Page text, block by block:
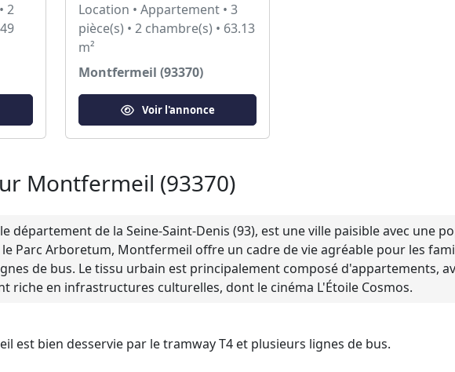
2
Location • Appartement • 3
pièce(s) • 2 chambre(s) • 63.13
m²
Montfermeil (93370)
Voir l'annonce
Montfermeil (93370)
département de la Seine-Saint-Denis (93), est une ville paisible avec une
Parc Arboretum, Montfermeil offre un cadre de vie agréable pour les
de bus. Le tissu urbain est principalement composé d'appartements,
riche en infrastructures culturelles, dont le cinéma L'Étoile Cosmos.
est bien desservie par le tramway T4 et plusieurs lignes de bus.